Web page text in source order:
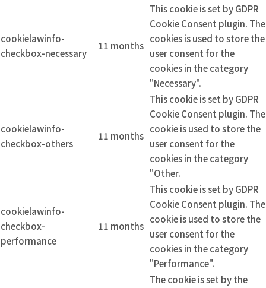
cookielawinfo-
checkbox-necessary
11 months
This cookie is set by GDPR
Cookie Consent plugin. The
cookies is used to store the
user consent for the
cookies in the category
"Necessary".
cookielawinfo-
checkbox-others
11 months
This cookie is set by GDPR
Cookie Consent plugin. The
cookie is used to store the
user consent for the
cookies in the category
"Other.
cookielawinfo-
checkbox-
performance
11 months
This cookie is set by GDPR
Cookie Consent plugin. The
cookie is used to store the
user consent for the
cookies in the category
"Performance".
The cookie is set by the